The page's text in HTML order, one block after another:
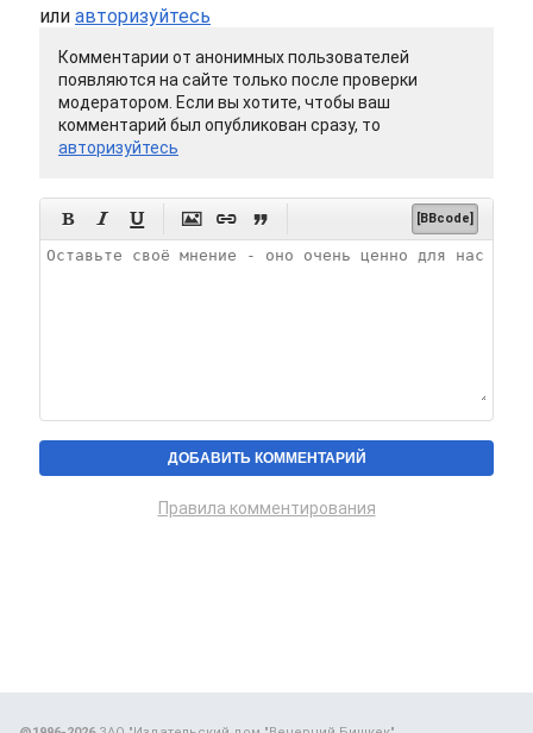
или авторизуйтесь
Комментарии от анонимных пользователей
появляются на сайте только после проверки
модератором. Если вы хотите, чтобы ваш
комментарий был опубликован сразу, то
авторизуйтесь
      [BBcode]
Правила комментирования